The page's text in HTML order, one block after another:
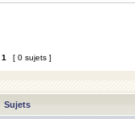
1 [ 0 sujets ]
Sujets